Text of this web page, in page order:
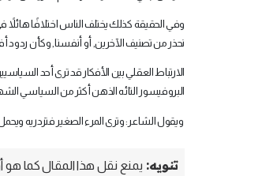
وفي الحقيقة كذلك يختلف الناس اختلافًا هائلاً
نحذر من تصنيف الآخرين, أو أنفسنا, وكأن ردود
الارتباط العقلي بين الأفكار قد ترى أحد
البروفيسور التائه الذهن أكثر من السياسي
ويقول الشاعر: وترى المرء الصغير فتزدريه
تنويه: يمنع نقل هذا المقال كما هو